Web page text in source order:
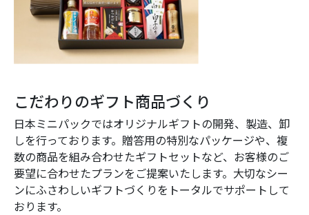
こだわりのギフト商品づくり
日本ミニパックではオリジナルギフトの開発、製造、卸
しを行っております。贈答用の特別なパッケージや、複
数の商品を組み合わせたギフトセットなど、お客様のご
要望に合わせたプランをご提案いたします。大切なシー
ンにふさわしいギフトづくりをトータルでサポートして
おります。